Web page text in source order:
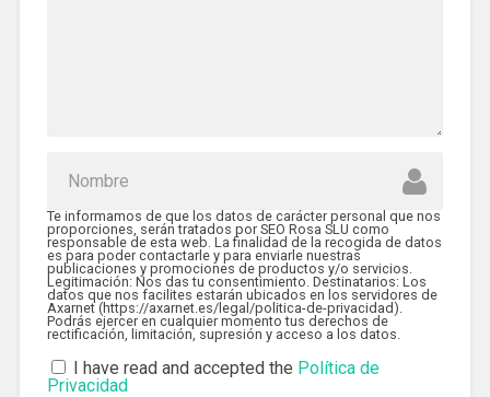
Te informamos de que los datos de carácter personal que nos
proporciones, serán tratados por SEO Rosa SLU como
responsable de esta web. La finalidad de la recogida de datos
es para poder contactarle y para enviarle nuestras
publicaciones y promociones de productos y/o servicios.
Legitimación: Nos das tu consentimiento. Destinatarios: Los
datos que nos facilites estarán ubicados en los servidores de
Axarnet (https://axarnet.es/legal/politica-de-privacidad).
Podrás ejercer en cualquier momento tus derechos de
rectificación, limitación, supresión y acceso a los datos.
I have read and accepted the Política de
Privacidad